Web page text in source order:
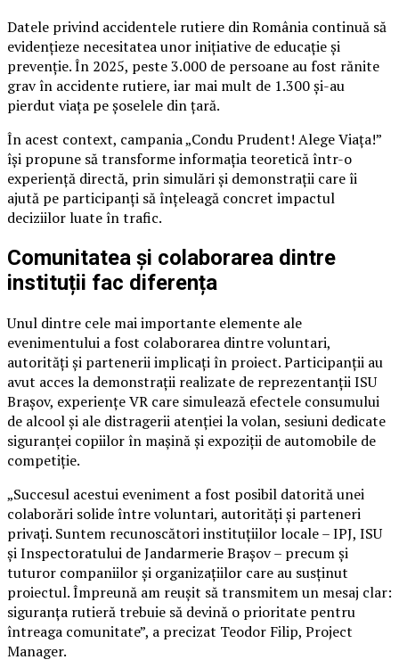
Datele privind accidentele rutiere din România continuă să
evidențieze necesitatea unor inițiative de educație și
prevenție. În 2025, peste 3.000 de persoane au fost rănite
grav în accidente rutiere, iar mai mult de 1.300 și-au
pierdut viața pe șoselele din țară.
În acest context, campania „Condu Prudent! Alege Viața!”
își propune să transforme informația teoretică într-o
experiență directă, prin simulări și demonstrații care îi
ajută pe participanți să înțeleagă concret impactul
deciziilor luate în trafic.
Comunitatea și colaborarea dintre
instituții fac diferența
Unul dintre cele mai importante elemente ale
evenimentului a fost colaborarea dintre voluntari,
autorități și partenerii implicați în proiect. Participanții au
avut acces la demonstrații realizate de reprezentanții ISU
Brașov, experiențe VR care simulează efectele consumului
de alcool și ale distragerii atenției la volan, sesiuni dedicate
siguranței copiilor în mașină și expoziții de automobile de
competiție.
„Succesul acestui eveniment a fost posibil datorită unei
colaborări solide între voluntari, autorități și parteneri
privați. Suntem recunoscători instituțiilor locale – IPJ, ISU
și Inspectoratului de Jandarmerie Brașov – precum și
tuturor companiilor și organizațiilor care au susținut
proiectul. Împreună am reușit să transmitem un mesaj clar:
siguranța rutieră trebuie să devină o prioritate pentru
întreaga comunitate”, a precizat Teodor Filip, Project
Manager.